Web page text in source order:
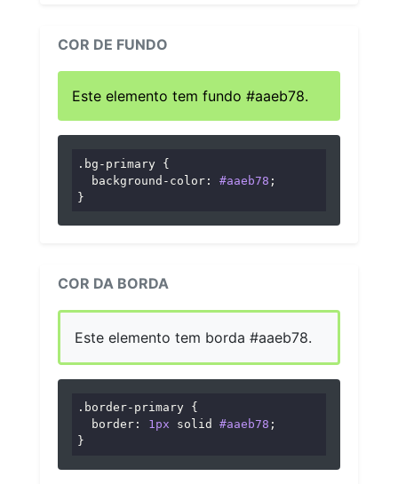
COR DE FUNDO
Este elemento tem fundo #aaeb78.
.bg-primary {
background-color : #aaeb78 ;
}
COR DA BORDA
Este elemento tem borda #aaeb78.
.border-primary {
border : 1px solid #aaeb78 ;
}